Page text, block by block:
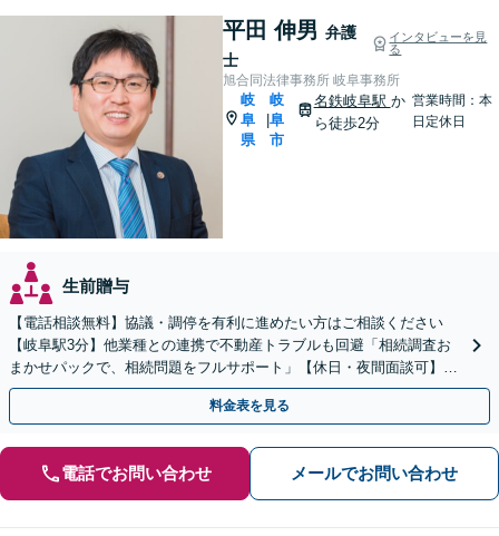
平田 伸男 弁護
士
インタビューを見
る
旭合同法律事務所 岐阜事務所
岐
阜
県
|
岐
阜
市
名鉄岐阜駅 か
ら徒歩2分
営業時間：本
日定休日
生前贈与
【電話相談無料】協議・調停を有利に進めたい方はご相談ください
【岐阜駅3分】他業種との連携で不動産トラブルも回避「相続調査お
まかせパックで、相続問題をフルサポート」【休日・夜間面談可】
【電話相談・ビデオ面談あり】【完全個室対応】
料金表を見る
電話でお問い合わせ メールでお問い合わせ